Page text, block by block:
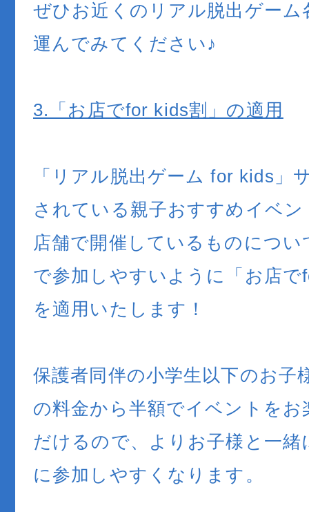
ぜひお近くのリアル脱出ゲーム
運んでみてください♪
3.「お店でfor kids割」の適用
「リアル脱出ゲーム for kids」
されている親子おすすめイベ
店舗で開催しているものについ
で参加しやすいように「お店で
を適用いたします！
保護者同伴の小学生以下のお子
の料金から半額でイベントをお
だけるので、よりお子様と一緒
に参加しやすくなります。